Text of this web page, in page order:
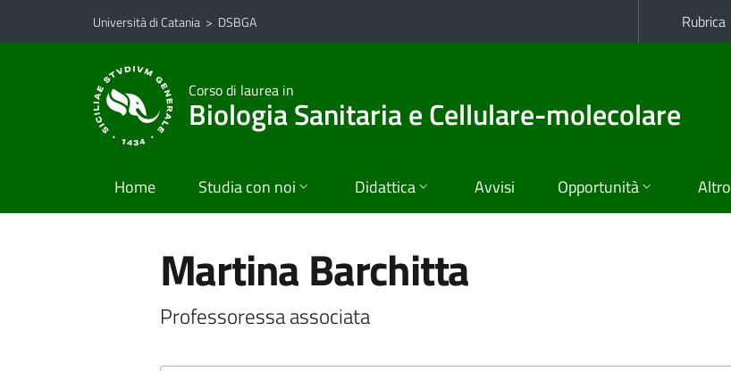
Vai al contenuto principale
Vai al menu di navigazione
Università di Catania > DSBGA Rubrica
Corso di laurea in
Biologia Sanitaria e Cellulare-molecolare
Home Studia con noi Didattica Avvisi Opportunità Altro
Martina Barchitta
Professoressa associata